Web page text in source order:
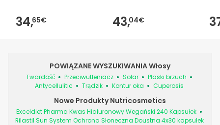
34,65€ 43,04€
POWIĄZANE WYSZUKIWANIA Włosy
Twardość Przeciwutleniacz Solar
Płaski brzuch
Antycellulitic
Trądzik Kontur oka Cuperosis
Nowe Produkty Nutricosmetics
Exceldiet Pharma Kwas Hialuronowy Wegański 240 Kapsułek
Rilastil Sun System Ochrona Słoneczna Doustna 4x30 kapsułek